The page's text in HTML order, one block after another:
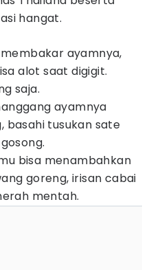
hangat.
ayamnya,
alot saat digigit.
saja.
ayamnya
basahi tusukan sate
bisa menambahkan
goreng, irisan cabai
mentah.